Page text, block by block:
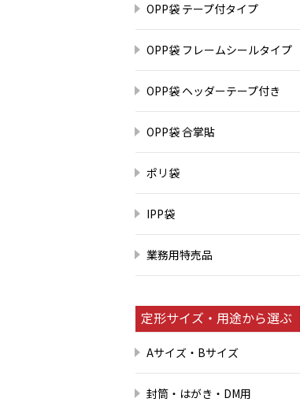
OPP袋 テープ付タイプ
OPP袋 フレームシールタイプ
OPP袋 ヘッダーテープ付き
OPP袋 合掌貼
ポリ袋
IPP袋
業務用特売品
定形サイズ・用途から選ぶ
Aサイズ・Bサイズ
封筒・はがき・DM用